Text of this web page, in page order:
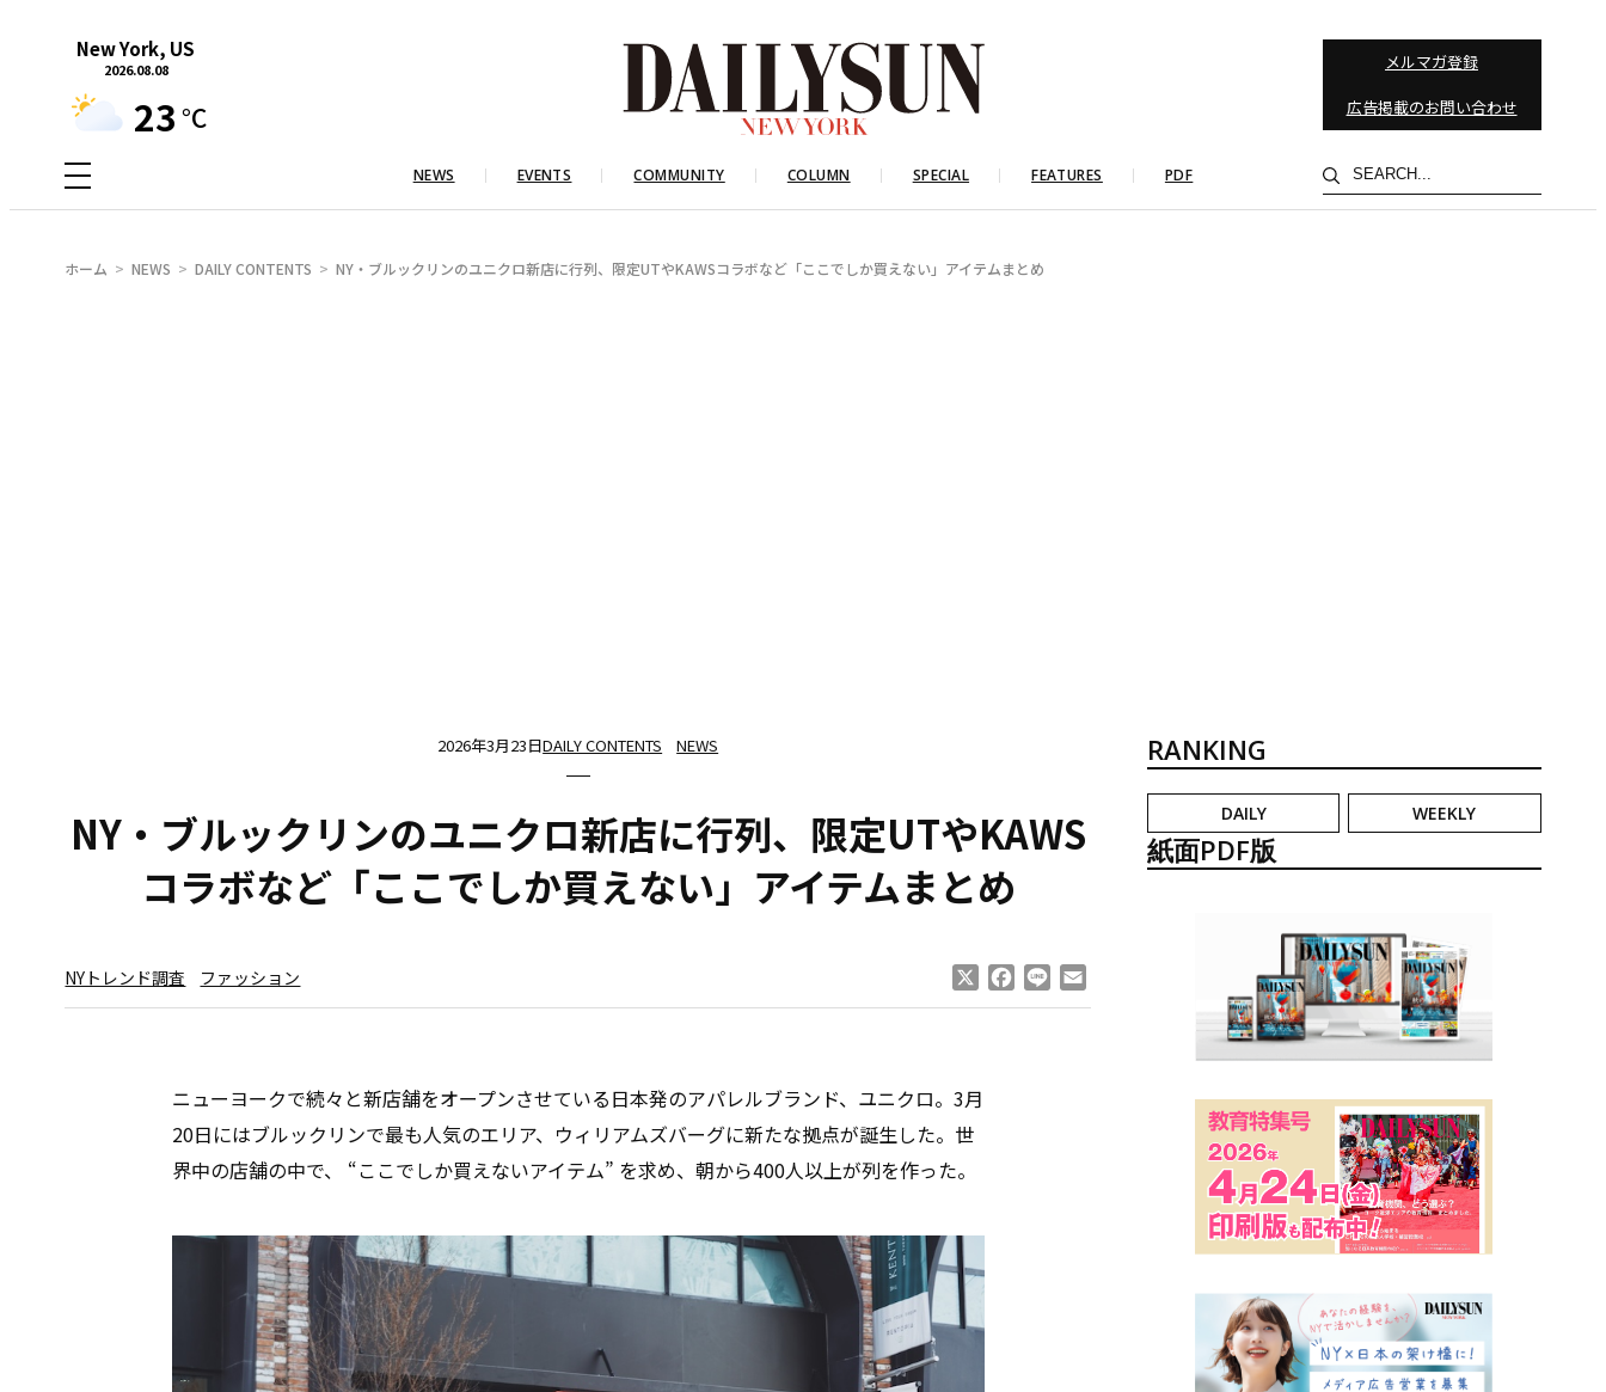
New York, US
2026.08.08
23 °C
メルマガ登録
広告掲載のお問い合わせ
NEWS EVENTS COMMUNITY COLUMN SPECIAL FEATURES PDF
検
索
ホーム NEWS DAILY CONTENTS NY・ブルックリンのユニクロ新店に行列、限定UTやKAWSコラボなど「ここでしか買えない」アイテムまとめ
2026年3月23日DAILY CONTENTS NEWS
NY・ブルックリンのユニクロ新店に行列、限定UTやKAWS
コラボなど「ここでしか買えない」アイテムまとめ
NYトレンド調査 ファッション Facebook
Line
ニューヨークで続々と新店舗をオープンさせている日本発のアパレルブランド、ユニクロ。3月
20日にはブルックリンで最も人気のエリア、ウィリアムズバーグに新たな拠点が誕生した。世
界中の店舗の中で、 “ここでしか買えないアイテム” を求め、朝から400人以上が列を作った。
RANKING
DAILY WEEKLY
紙面PDF版